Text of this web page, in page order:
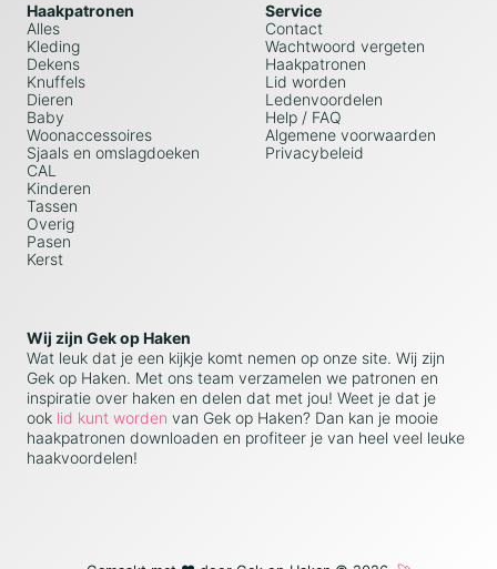
Haakpatronen
Alles
Kleding
Dekens
Knuffels
Dieren
Baby
Woonaccessoires
Sjaals en omslagdoeken
CAL
Kinderen
Tassen
Overig
Pasen
Kerst
Service
Contact
Wachtwoord vergeten
Haakpatronen
Lid worden
Ledenvoordelen
Help / FAQ
Algemene voorwaarden
Privacybeleid
Wij zijn Gek op Haken
Wat leuk dat je een kijkje komt nemen op onze site. Wij zijn
Gek op Haken. Met ons team verzamelen we patronen en
inspiratie over haken en delen dat met jou! Weet je dat je
ook lid kunt worden van Gek op Haken? Dan kan je mooie
haakpatronen downloaden en profiteer je van heel veel leuke
haakvoordelen!